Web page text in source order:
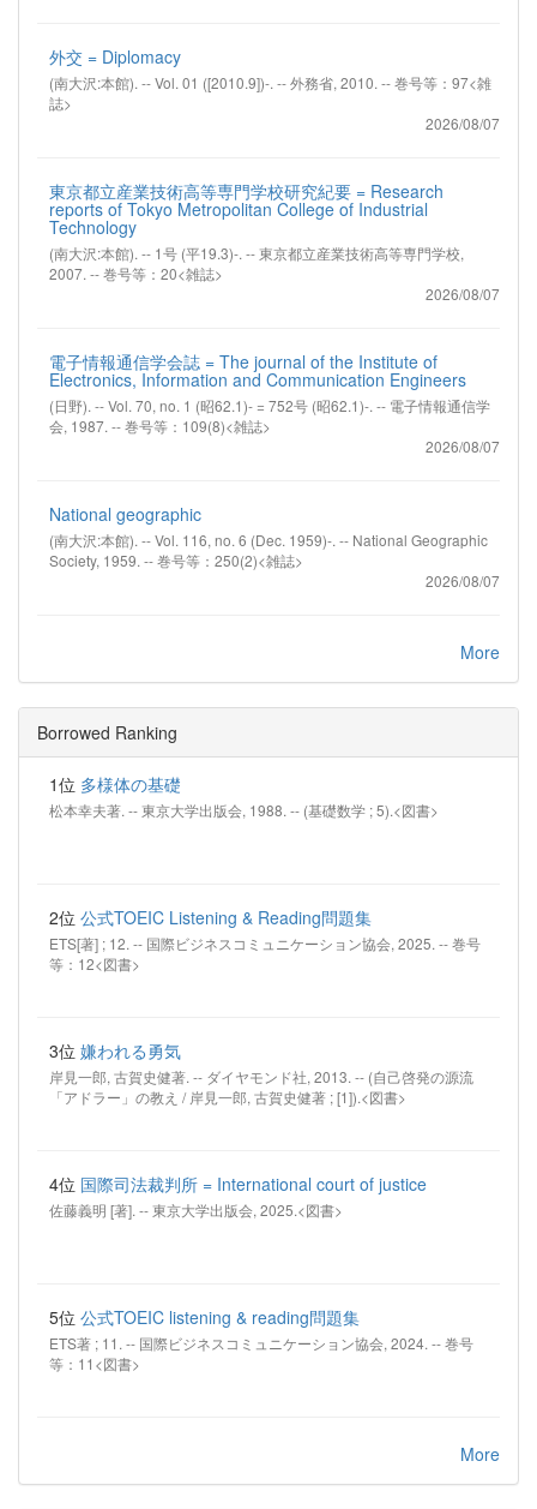
外交 = Diplomacy
(南大沢:本館). -- Vol. 01 ([2010.9])-. -- 外務省, 2010. -- 巻号等：97<雑
誌>
2026/08/07
東京都立産業技術高等専門学校研究紀要 = Research
reports of Tokyo Metropolitan College of Industrial
Technology
(南大沢:本館). -- 1号 (平19.3)-. -- 東京都立産業技術高等専門学校,
2007. -- 巻号等：20<雑誌>
2026/08/07
電子情報通信学会誌 = The journal of the Institute of
Electronics, Information and Communication Engineers
(日野). -- Vol. 70, no. 1 (昭62.1)- = 752号 (昭62.1)-. -- 電子情報通信学
会, 1987. -- 巻号等：109(8)<雑誌>
2026/08/07
National geographic
(南大沢:本館). -- Vol. 116, no. 6 (Dec. 1959)-. -- National Geographic
Society, 1959. -- 巻号等：250(2)<雑誌>
2026/08/07
More
Borrowed Ranking
1位 多様体の基礎
松本幸夫著. -- 東京大学出版会, 1988. -- (基礎数学 ; 5).<図書>
2位 公式TOEIC Listening & Reading問題集
ETS[著] ; 12. -- 国際ビジネスコミュニケーション協会, 2025. -- 巻号
等：12<図書>
3位 嫌われる勇気
岸見一郎, 古賀史健著. -- ダイヤモンド社, 2013. -- (自己啓発の源流
「アドラー」の教え / 岸見一郎, 古賀史健著 ; [1]).<図書>
4位 国際司法裁判所 = International court of justice
佐藤義明 [著]. -- 東京大学出版会, 2025.<図書>
5位 公式TOEIC listening & reading問題集
ETS著 ; 11. -- 国際ビジネスコミュニケーション協会, 2024. -- 巻号
等：11<図書>
More